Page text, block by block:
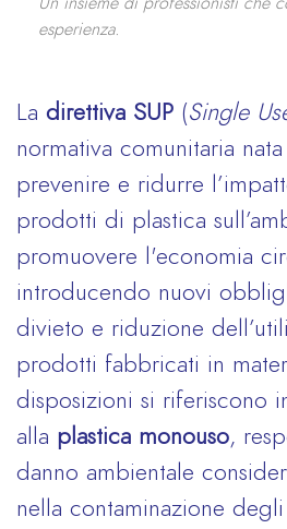
esperienza.
La direttiva SUP (Single
normativa comunitaria
prevenire e ridurre
prodotti di plastica
promuovere l'economia
introducendo nuovi
divieto e riduzione
prodotti fabbricati in
disposizioni si riferiscono
alla plastica monouso,
danno ambientale
nella contaminazione degli